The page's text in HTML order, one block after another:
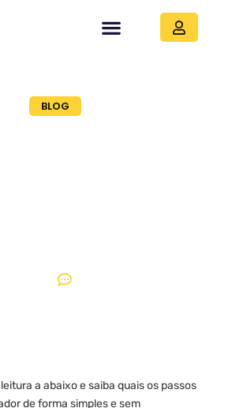
BLOG
a abaixo e saiba quais os passos
de forma simples e sem